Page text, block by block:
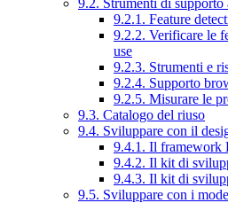
9.2.1. Feature
9.2.2. Verificare le
use
9.2.3. Strumenti e
9.2.4. Supporto
9.2.5. Misurare le
9.3. Catalogo del riuso
9.4. Sviluppare con il
9.4.1. Il framework
9.4.2. Il kit di
9.4.3. Il kit di
9.5. Sviluppare con i